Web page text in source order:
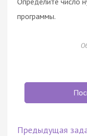
программы.
Предыдущая